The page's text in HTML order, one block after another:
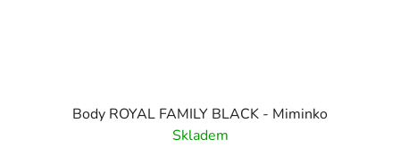
Body ROYAL FAMILY BLACK - Miminko
Skladem